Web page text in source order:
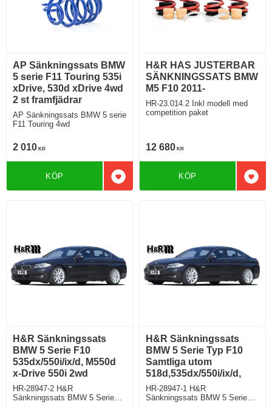
AP Sänkningssats BMW
5 serie F11 Touring 535i
xDrive, 530d xDrive 4wd
2 st framfjädrar
AP Sänkningssats BMW 5 serie
F11 Touring 4wd
2 010 KR
Lägg till i favoriter
KÖP
H&R HAS JUSTERBAR
SÄNKNINGSSATS BMW
M5 F10 2011-
HR-23.014.2 Inkl modell med
competition paket
12 680 KR
KÖP
H&R Sänkningssats
BMW 5 Serie F10
535dx/550i/ix/d, M550d
x-Drive 550i 2wd
HR-28947-2 H&R
Sänkningssats BMW 5 Serie
H&R Sänkningssats
BMW 5 Serie Typ F10
Samtliga utom
518d,535dx/550i/ix/d,
HR-28947-1 H&R
Sänkningssats BMW 5 Serie